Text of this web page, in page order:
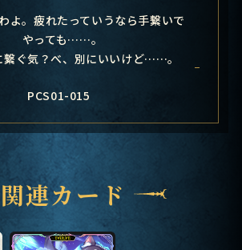
よ。疲れたっていうなら手繋いで
やっても……。
繋ぐ気？べ、別にいいけど……。
PCS01-015
関連カード